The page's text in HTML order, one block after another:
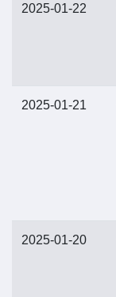
2025-01-22
2025-01-21
2025-01-20